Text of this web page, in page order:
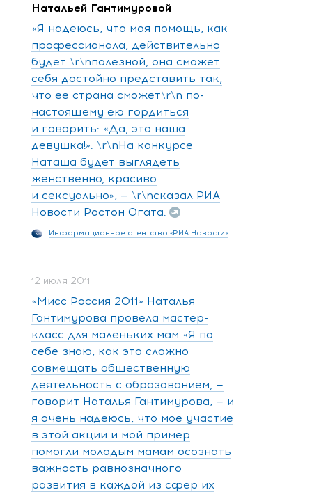
Натальей Гантимуровой
«Я надеюсь, что моя помощь, как
профессионала, действительно
будет \r\nполезной, она сможет
себя достойно представить так,
что ее страна сможет\r\n по-
настоящему ею гордиться
и говорить: «Да, это наша
девушка!». \r\nНа конкурсе
Наташа будет выглядеть
женственно, красиво
и сексуально», — \r\nсказал РИА
Новости Ростон Огата.
Информационное агентство «РИА Новости»
12 июля 2011
«Мисс Россия 2011» Наталья
Гантимурова провела мастер-
класс для маленьких мам «Я по
себе знаю, как это сложно
совмещать общественную
деятельность с образованием, —
говорит Наталья Гантимурова, — и
я очень надеюсь, что моё участие
в этой акции и мой пример
помогли молодым мамам осознать
важность равнозначного
развития в каждой из сфер их